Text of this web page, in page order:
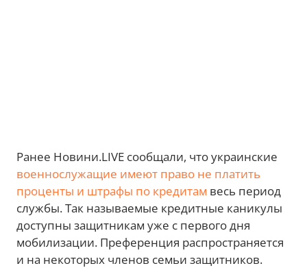
Ранее Новини.LIVE сообщали, что украинские
военнослужащие имеют право не платить
проценты и штрафы по кредитам весь период
службы. Так называемые кредитные каникулы
доступны защитникам уже с первого дня
мобилизации. Преференция распространяется
и на некоторых членов семьи защитников.